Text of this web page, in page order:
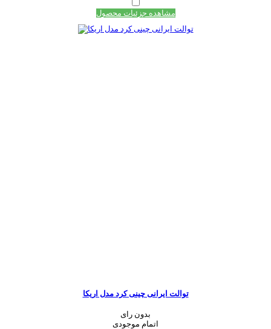
مشاهده جزئیات محصول
توالت ایرانی چینی کرد مدل اریکا
بدون رای
اتمام موجودی